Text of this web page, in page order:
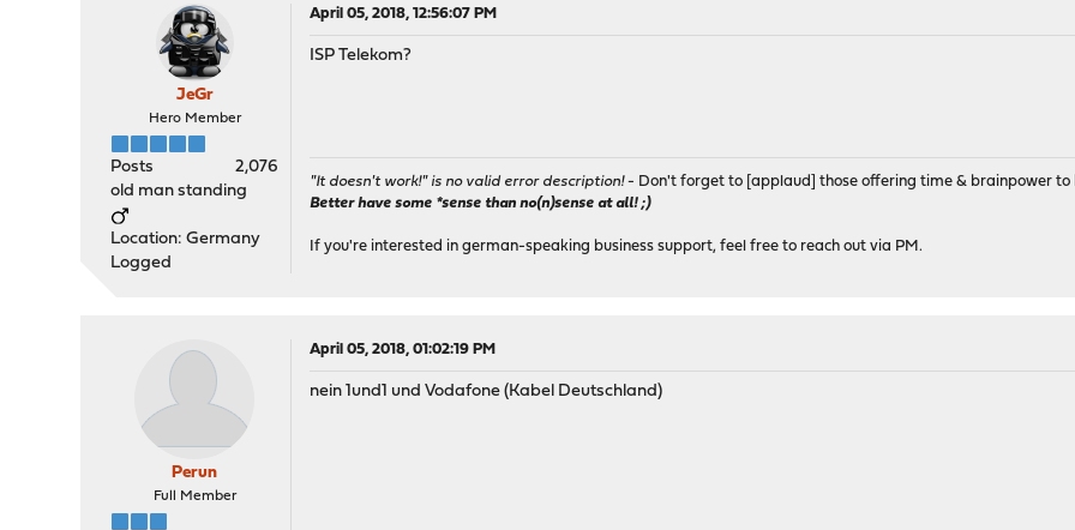
JeGr
Hero Member
Posts
2,076
old man standing
Location: Germany
Logged
April 05, 2018, 12:56:07 PM
ISP Telekom?
"It doesn't work!" is no valid error description!- Don't forget to [applaud] those offering time & brainpower to
Better have some *sense than no(n)sense at all! ;)
If you're interested in german-speaking business support, feel free to reach out via PM.
Perun
Full Member
April 05, 2018, 01:02:19 PM
nein 1und1 und Vodafone (Kabel Deutschland)